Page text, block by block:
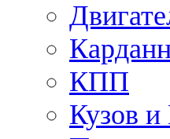
КПП
Кузов и